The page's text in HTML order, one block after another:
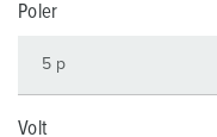
Poler
Volt